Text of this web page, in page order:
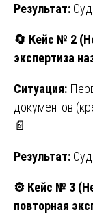
Результат:
🔄 Кейс № 2
экспертиза
Ситуация:
документов
📄
Результат:
⚙️ Кейс № 3
повторная